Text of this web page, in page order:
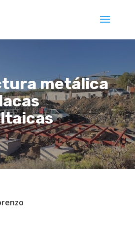
metálica